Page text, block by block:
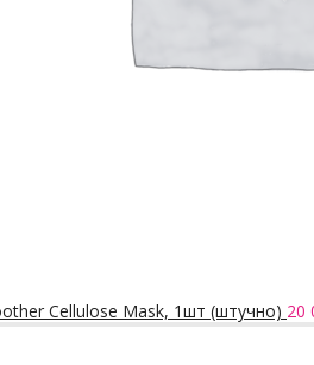
Cellulose Mask, 1шт (штучно) 20